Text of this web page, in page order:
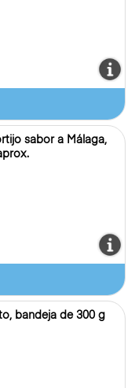
sabor a Málaga,
bandeja de 300 g